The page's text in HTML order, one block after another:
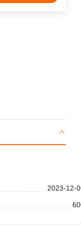
2023-12-